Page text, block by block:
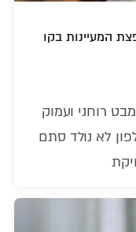
המעיינות בקו
רוחני ועמוק
לא נולד סתם